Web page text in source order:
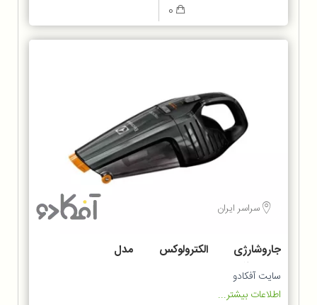
سراسر ایران
جاروشارژی الکترولوکس مدل
ZB6214IGM
سایت آفکادو
اطلاعات بیشتر...